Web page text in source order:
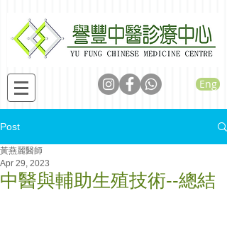
Eng
Post
中醫與輔助生殖技術--總結
黃燕麗醫師
Apr 29, 2023